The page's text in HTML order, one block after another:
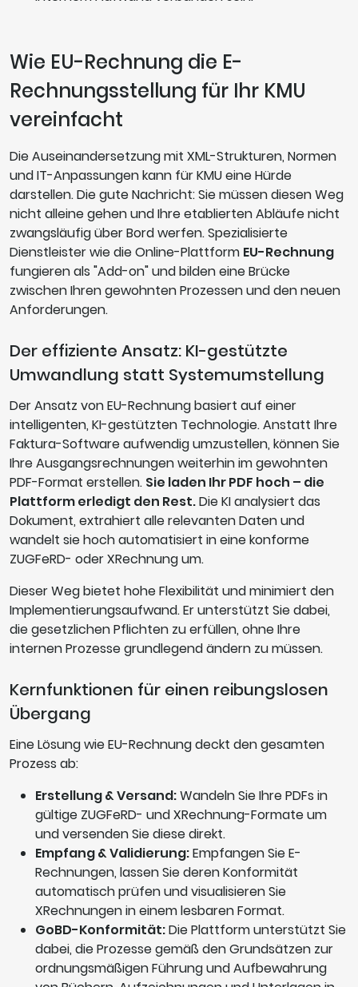
Wie EU-Rechnung die E-
Rechnungsstellung für Ihr KMU
vereinfacht
Die Auseinandersetzung mit XML-Strukturen, Normen
und IT-Anpassungen kann für KMU eine Hürde
darstellen. Die gute Nachricht: Sie müssen diesen Weg
nicht alleine gehen und Ihre etablierten Abläufe nicht
zwangsläufig über Bord werfen. Spezialisierte
Dienstleister wie die Online-Plattform EU-Rechnung
fungieren als "Add-on" und bilden eine Brücke
zwischen Ihren gewohnten Prozessen und den neuen
Anforderungen.
Der effiziente Ansatz: KI-gestützte
Umwandlung statt Systemumstellung
Der Ansatz von EU-Rechnung basiert auf einer
intelligenten, KI-gestützten Technologie. Anstatt Ihre
Faktura-Software aufwendig umzustellen, können Sie
Ihre Ausgangsrechnungen weiterhin im gewohnten
PDF-Format erstellen. Sie laden Ihr PDF hoch – die
Plattform erledigt den Rest.Die KI analysiert das
Dokument, extrahiert alle relevanten Daten und
wandelt sie hoch automatisiert in eine konforme
ZUGFeRD- oder XRechnung um.
Dieser Weg bietet hohe Flexibilität und minimiert den
Implementierungsaufwand. Er unterstützt Sie dabei,
die gesetzlichen Pflichten zu erfüllen, ohne Ihre
internen Prozesse grundlegend ändern zu müssen.
Kernfunktionen für einen reibungslosen
Übergang
Eine Lösung wie EU-Rechnung deckt den gesamten
Prozess ab:
Erstellung & Versand:Wandeln Sie Ihre PDFs in
gültige ZUGFeRD- und XRechnung-Formate um
und versenden Sie diese direkt.
Empfang & Validierung:Empfangen Sie E-
Rechnungen, lassen Sie deren Konformität
automatisch prüfen und visualisieren Sie
XRechnungen in einem lesbaren Format.
GoBD-Konformität:Die Plattform unterstützt Sie
dabei, die Prozesse gemäß den Grundsätzen zur
ordnungsmäßigen Führung und Aufbewahrung